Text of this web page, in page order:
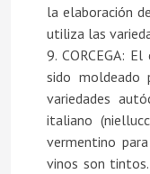
la elaboración
utiliza las
9. CORCEGA:
sido moldeado
variedades
italiano
vermentino
vinos son tintos.